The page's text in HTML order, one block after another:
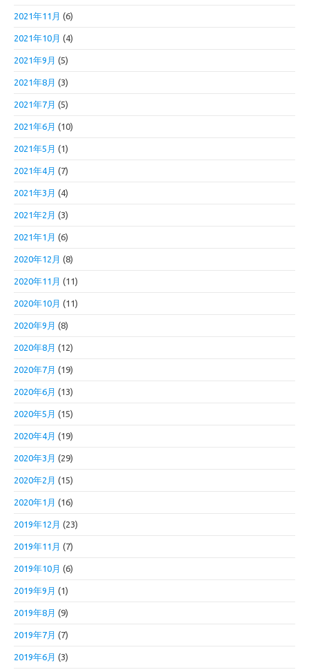
2021年11月 (6)
2021年10月 (4)
2021年9月 (5)
2021年8月 (3)
2021年7月 (5)
2021年6月 (10)
2021年5月 (1)
2021年4月 (7)
2021年3月 (4)
2021年2月 (3)
2021年1月 (6)
2020年12月 (8)
2020年11月 (11)
2020年10月 (11)
2020年9月 (8)
2020年8月 (12)
2020年7月 (19)
2020年6月 (13)
2020年5月 (15)
2020年4月 (19)
2020年3月 (29)
2020年2月 (15)
2020年1月 (16)
2019年12月 (23)
2019年11月 (7)
2019年10月 (6)
2019年9月 (1)
2019年8月 (9)
2019年7月 (7)
2019年6月 (3)